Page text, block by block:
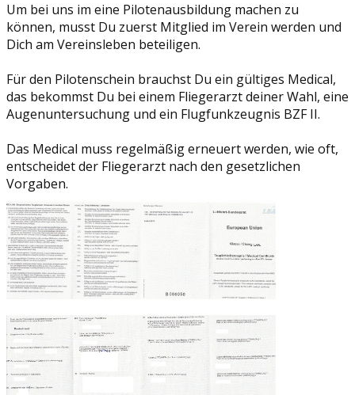
Um bei uns im eine Pilotenausbildung machen zu
können, musst Du zuerst Mitglied im Verein werden und
Dich am Vereinsleben beteiligen.
Für den Pilotenschein brauchst Du ein gültiges Medical,
das bekommst Du bei einem Fliegerarzt deiner Wahl, eine
Augenuntersuchung und ein Flugfunkzeugnis BZF II.
Das Medical muss regelmäßig erneuert werden, wie oft,
entscheidet der Fliegerarzt nach den gesetzlichen
Vorgaben.